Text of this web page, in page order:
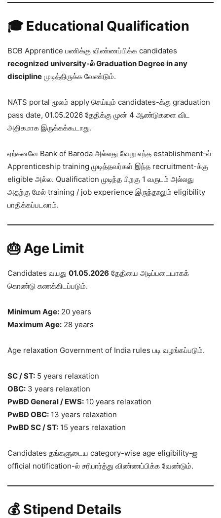
🎓 Educational Qualification
BOB Apprentice பணிக்கு விண்ணப்பிக்க candidates
recognized university-ல் Graduation Degree in any
discipline முடித்திருக்க வேண்டும்.
NATS portal மூலம் apply செய்யும் candidates-க்கு graduation
pass date, 01.05.2026 தேதிக்கு முன் 4 ஆண்டுகளை விட
அதிகமாக இருக்கக்கூடாது.
ஏற்கனவே Bank of Baroda அல்லது வேறு எந்த establishment-ல்
Apprenticeship training முடித்தவர்கள் இந்த recruitment-க்கு
eligible அல்ல. Qualification முடிந்த பிறகு 1 வருடம் அல்லது
அதற்கு மேல் training / job experience இருந்தாலும் eligibility
பாதிக்கப்படலாம்.
🎂 Age Limit
Candidates வயது 01.05.2026 தேதியை அடிப்படையாகக்
கொண்டு கணக்கிடப்படும்.
Minimum Age: 20 years
Maximum Age: 28 years
Age relaxation Government of India rules படி வழங்கப்படும்.
SC / ST: 5 years relaxation
OBC: 3 years relaxation
PwBD General / EWS: 10 years relaxation
PwBD OBC: 13 years relaxation
PwBD SC / ST: 15 years relaxation
Candidates தங்களுடைய category-wise age eligibility-ஐ
official notification-ல் சரிபார்த்து விண்ணப்பிக்க வேண்டும்.
💰 Stipend Details